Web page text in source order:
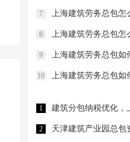
7 上海建筑劳务总包怎么筹划-上海建
8 上海建筑劳务总包怎么省税：一场老板与财税专家的“节税”
9 上海建筑劳务总包如何节税？老板们看过来，这两招让您省下一辆
10 上海建筑劳务总包如何优化税收：节税小妙招助你轻松省钱！
1 建筑分包纳税优化，上海企业如何“节税”上
2 天津建筑产业园总包资质节税，妙招连连看！天津建筑